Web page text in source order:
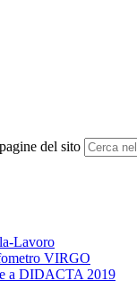
del sito
Lavoro
VIRGO
a DIDACTA 2019